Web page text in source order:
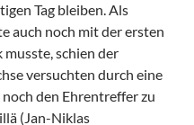
Tag bleiben. Als
auch noch mit der ersten
musste, schien der
versuchten durch eine
den Ehrentreffer zu
(Jan-Niklas